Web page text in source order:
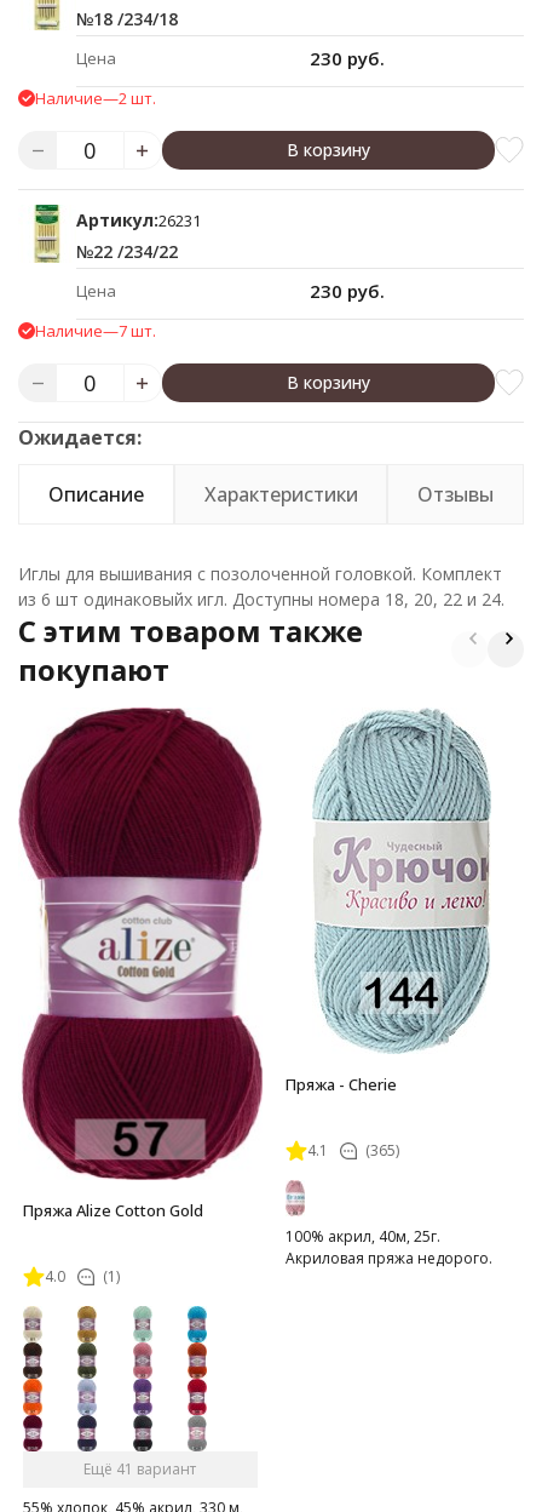
№18 /234/18
Цена 230 руб.
Наличие—2 шт.
В корзину
Артикул:26231
№22 /234/22
Цена 230 руб.
Наличие—7 шт.
В корзину
Ожидается:
Описание Характеристики Отзывы
Иглы для вышивания с позолоченной головкой. Комплект
из 6 шт одинаковыйх игл. Доступны номера 18, 20, 22 и 24.
C этим товаром также
покупают
Пряжа Alize Cotton Gold
4.0 (1)
Ещё 41 вариант
55% хлопок, 45% акрил, 330 м,
Пряжа - Cherie
4.1 (365)
100% акрил, 40м, 25г.
Акриловая пряжа недорого.